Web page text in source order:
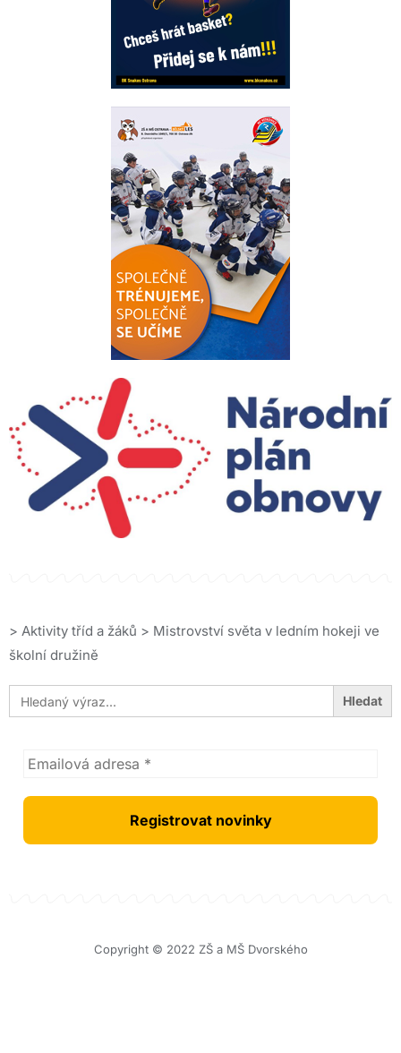
> Aktivity tříd a žáků > Mistrovství světa v ledním hokeji ve
školní družině
Search
for:
Copyright © 2022 ZŠ a MŠ Dvorského